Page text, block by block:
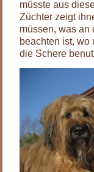
müsste aus
Züchter zeigt
müssen, was an
beachten ist, wo
die Schere